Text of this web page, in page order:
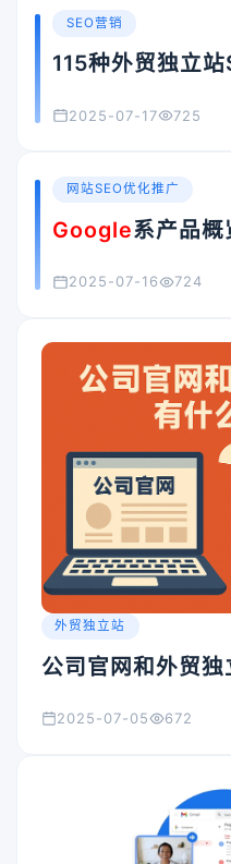
SEO营销
115种外贸独立
2025-07-17 725
网站SEO优化推广
Google系产品概
2025-07-16 724
外贸独立站
公司官网和外贸独
2025-07-05 672